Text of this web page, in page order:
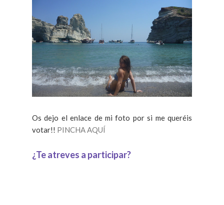
Os dejo el enlace de mi foto por si me queréis
votar!! PINCHA AQUÍ
¿Te atreves a participar?